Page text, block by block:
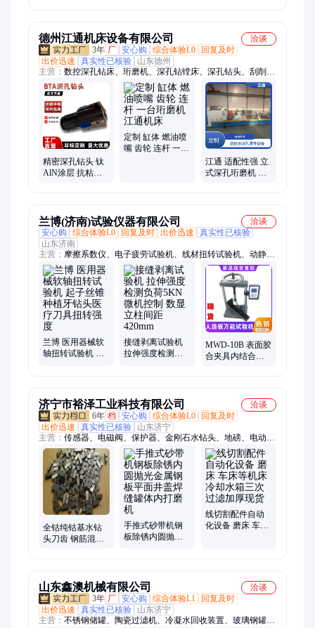
德州江通机床设备有限公司
洽谈
3年 厂 安心购 综合体验L0
回复及时
出价迅速
真实性已核验
山东德州
主营： 数控深孔钻床、珩磨机、深孔钻镗床、深孔钻头、刮削滚
光机床、卧式深孔镗床、钻镗床、深孔加工、内孔加工、深孔枪
钻机床、深孔钻加工、深孔镗床、深孔钻床、刮滚机、珩磨头、
深孔套料机
精密深孔钻头 钛
AlN涂层 抗粘耐
定制 缸体 燃油喷
嘴 齿轮 连杆 一台
江通 适配性强 立
式深孔珩磨机 应
兰博(济南)试验仪器有限公司
洽谈
安心购
综合体验L0 回复及时 出价迅速
真实性已核验
山东济南
主营： 摩擦系数仪、电子疲劳试验机、线材扭转试验机、动静万
能试验机、四球摩擦磨损试验机、密封试验仪、负压密封仪、正
压密封仪、瓶盖扭矩仪、摩擦磨损试验机、滚动磨损试验机、耐
划痕试验机、瓶壁厚仪、垂直度偏差仪、杯身挺度仪、往复耐磨
试验机、材料扭转试验机、十字拉伸试验机、旋转弯曲疲劳试验
机、尘埃度仪
兰博 医用器械软
轴扭转试验机 起
接缝剥离试验机
拉伸强度检测负
MWD-10B 表面胶
合夹具内结合强
济宁市裕泽工业科技有限公司
洽谈
6年 档 安心购 综合体验L0
回复及时
出价迅速
真实性已核验
山东济宁
主营： 传感器、电磁阀、保护器、金刚石水钻头、地磅、电动脚
手架、装载机电子秤、机械抓手、砌筑升降平台、光伏板升降
机、内撑吊具、混凝土振动棒、打标机、研磨机、裁切机、平移
门电机、超市防盗门、磨片磨头、滑移机、消防机器人、农业打
药机、履带底盘、消防器材
全钴纯钴基水钻
头刀齿 钢筋混凝
手推式砂带机钢
板除锈内圆抛光
线切割配件自动
化设备 磨床 车床
山东鑫澳机械有限公司
洽谈
3年 厂 安心购 综合体验L1
回复及时
出价迅速
真实性已核验
山东济宁
主营： 不锈钢储罐、陶瓷过滤机、冷凝水回收装置、玻璃钢罐、